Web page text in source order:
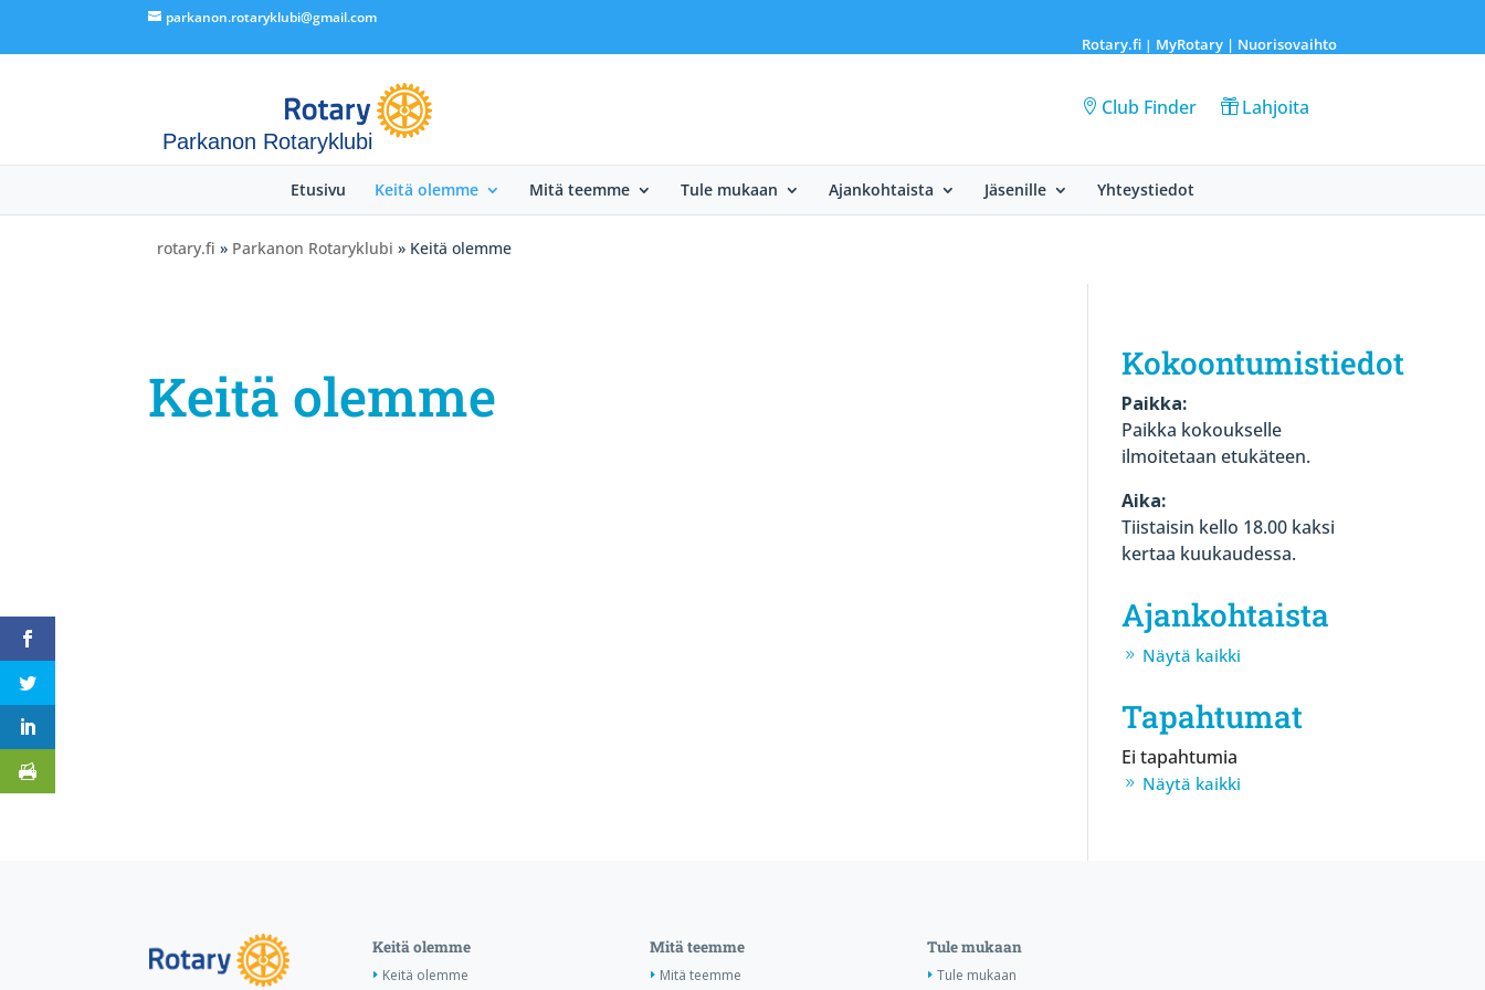
parkanon.rotaryklubi@gmail.com
Rotary.fi| MyRotary | Nuorisovaihto
Parkanon Rotaryklubi
Club Finder Lahjoita
Etusivu Keitä olemme Mitä teemme Tule mukaan Ajankohtaista Jäsenille Yhteystiedot
rotary.fi » Parkanon Rotaryklubi » Keitä olemme
Keitä olemme Kokoontumistiedot
Paikka:
Paikka kokoukselle
ilmoitetaan etukäteen.
Aika:
Tiistaisin kello 18.00 kaksi
kertaa kuukaudessa.
Ajankohtaista
Näytä kaikki
Tapahtumat
Ei tapahtumia
Näytä kaikki
Keitä olemme
Keitä olemme
Mitä teemme
Mitä teemme
Tule mukaan
Tule mukaan